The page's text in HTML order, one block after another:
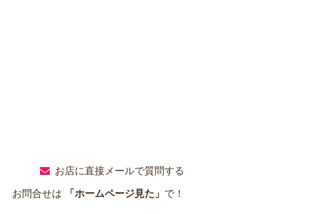
お店に直接メールで質問する
お問合せは
「ホームページ見た」 で！